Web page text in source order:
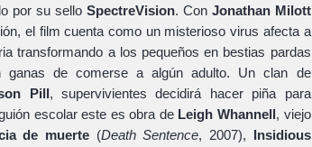
por su sello SpectreVision. Con Jonathan Milott
el film cuenta como un misterioso virus afecta a
transformando a los pequeños en bestias pardas
ganas de comerse a algún adulto. Un clan de
Pill, supervivientes decidirá hacer piña para
escolar este es obra de Leigh Whannell, viejo
de muerte (Death Sentence, 2007), Insidious